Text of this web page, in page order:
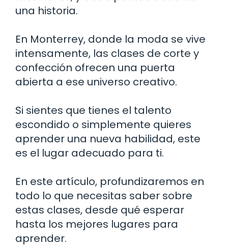
una historia.
En Monterrey, donde la moda se vive
intensamente, las clases de corte y
confección ofrecen una puerta
abierta a ese universo creativo.
Si sientes que tienes el talento
escondido o simplemente quieres
aprender una nueva habilidad, este
es el lugar adecuado para ti.
En este artículo, profundizaremos en
todo lo que necesitas saber sobre
estas clases, desde qué esperar
hasta los mejores lugares para
aprender.